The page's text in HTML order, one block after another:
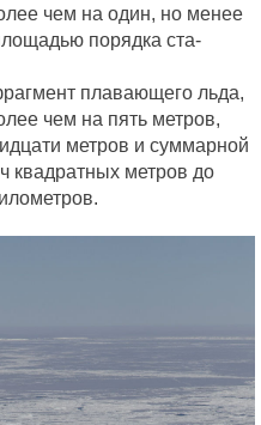
чем на один, но менее
порядка ста-
плавающего льда,
чем на пять метров,
метров и суммарной
квадратных метров до